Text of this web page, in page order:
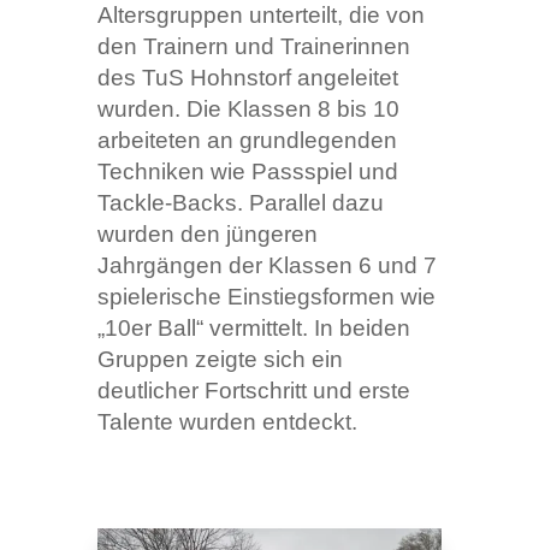
Altersgruppen unterteilt, die von
den Trainern und Trainerinnen
des TuS Hohnstorf angeleitet
wurden. Die Klassen 8 bis 10
arbeiteten an grundlegenden
Techniken wie Passspiel und
Tackle-Backs. Parallel dazu
wurden den jüngeren
Jahrgängen der Klassen 6 und 7
spielerische Einstiegsformen wie
„10er Ball“ vermittelt. In beiden
Gruppen zeigte sich ein
deutlicher Fortschritt und erste
Talente wurden entdeckt.